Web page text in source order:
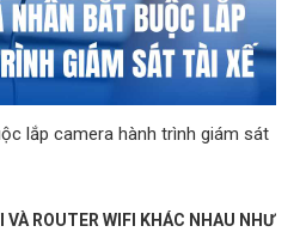
lắp camera hành trình giám sát
VÀ ROUTER WIFI KHÁC NHAU NHƯ